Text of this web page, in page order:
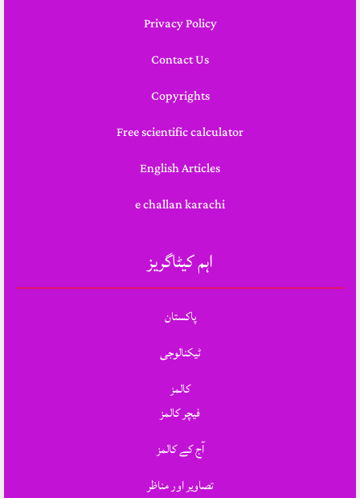
Privacy Policy
Contact Us
Copyrights
Free scientific calculator
English Articles
e challan karachi
اہم کیٹاگریز
پاکستان
ٹیکنالوجی
کالمز
فیچر کالمز
آج کے کالمز
تصاویر اور مناظر